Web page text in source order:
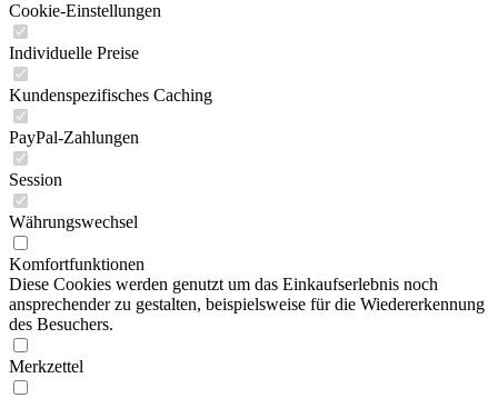
Cookie-Einstellungen
Individuelle Preise
Kundenspezifisches Caching
PayPal-Zahlungen
Session
Währungswechsel
Komfortfunktionen
Diese Cookies werden genutzt um das Einkaufserlebnis noch
ansprechender zu gestalten, beispielsweise für die Wiedererkennung
des Besuchers.
Merkzettel